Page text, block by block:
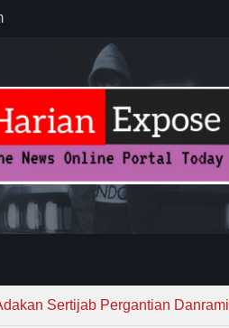
Sertijab Pergantian Danramil